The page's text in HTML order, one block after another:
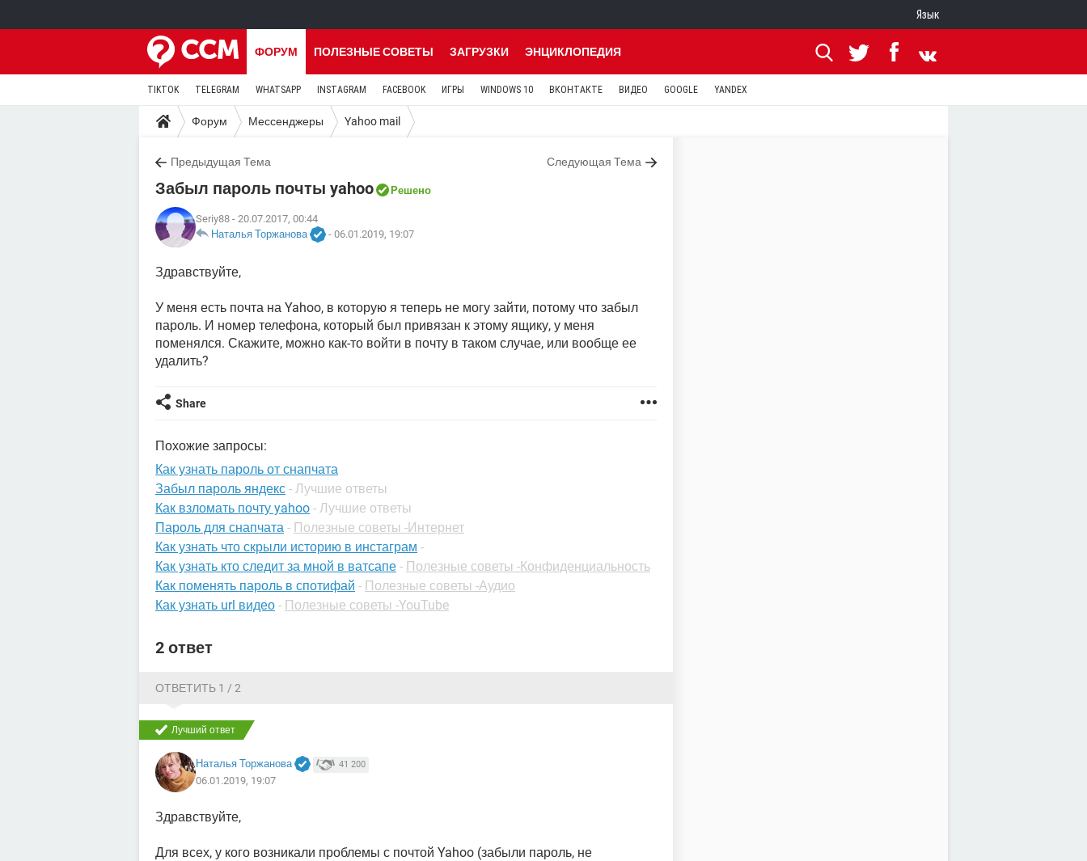
Язык
ФОРУМ ПОЛЕЗНЫЕ СОВЕТЫ ЗАГРУЗКИ ЭНЦИКЛОПЕДИЯ
TIKTOK TELEGRAM WHATSAPP INSTAGRAM FACEBOOK ИГРЫ WINDOWS 10 ВКОНТАКТЕ ВИДЕО GOOGLE YANDEX
Форум Мессенджеры Yahoo mail
Предыдущая Тема Следующая Тема
Забыл пароль почты yahoo Решено
Seriy88 - 20.07.2017, 00:44
Наталья Торжанова
- 06.01.2019, 19:07
Здравствуйте,
У меня есть почта на Yahoo, в которую я теперь не могу зайти, потому что забыл
пароль. И номер телефона, который был привязан к этому ящику, у меня
поменялся. Скажите, можно как-то войти в почту в таком случае, или вообще ее
удалить?
Share
Похожие запросы:
Как узнать пароль от снапчата
Забыл пароль яндекс - Лучшие ответы
Как взломать почту yahoo - Лучшие ответы
Пароль для снапчата - Полезные советы -Интернет
Как узнать что скрыли историю в инстаграм -
Как узнать кто следит за мной в ватсапе - Полезные советы -Конфиденциальность
Как поменять пароль в спотифай - Полезные советы -Аудио
Как узнать url видео - Полезные советы -YouTube
2 ответ
ОТВЕТИТЬ 1 / 2
Лучший ответ
Наталья Торжанова 41 200
06.01.2019, 19:07
Здравствуйте,
Для всех, у кого возникали проблемы с почтой Yahoo (забыли пароль, не